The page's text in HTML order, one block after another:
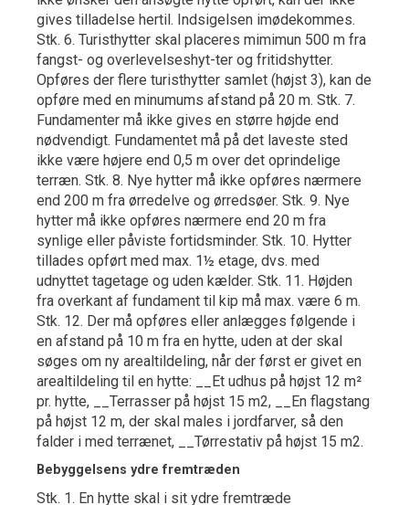
gives tilladelse hertil. Indsigelsen imødekommes.
Stk. 6. Turisthytter skal placeres mimimun 500 m fra
fangst- og overlevelseshyt-ter og fritidshytter.
Opføres der flere turisthytter samlet (højst 3), kan de
opføre med en minumums afstand på 20 m. Stk. 7.
Fundamenter må ikke gives en større højde end
nødvendigt. Fundamentet må på det laveste sted
ikke være højere end 0,5 m over det oprindelige
terræn. Stk. 8. Nye hytter må ikke opføres nærmere
end 200 m fra ørredelve og ørredsøer. Stk. 9. Nye
hytter må ikke opføres nærmere end 20 m fra
synlige eller påviste fortidsminder. Stk. 10. Hytter
tillades opført med max. 1½ etage, dvs. med
udnyttet tagetage og uden kælder. Stk. 11. Højden
fra overkant af fundament til kip må max. være 6 m.
Stk. 12. Der må opføres eller anlægges følgende i
en afstand på 10 m fra en hytte, uden at der skal
søges om ny arealtildeling, når der først er givet en
arealtildeling til en hytte: __Et udhus på højst 12 m²
pr. hytte, __Terrasser på højst 15 m2, __En flagstang
på højst 12 m, der skal males i jordfarver, så den
falder i med terrænet, __Tørrestativ på højst 15 m2.
Bebyggelsens ydre fremtræden
Stk. 1. En hytte skal i sit ydre fremtræde